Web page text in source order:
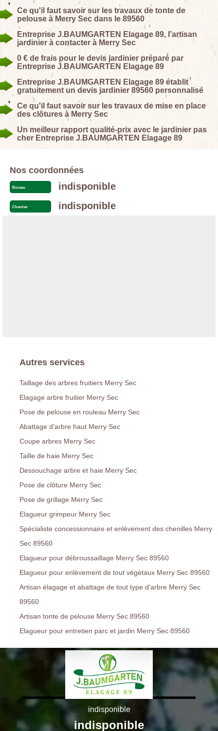
Ce qu'il faut savoir sur les travaux de tonte de
pelouse à Merry Sec dans le 89560
Entreprise J.BAUMGARTEN Elagage 89, l’artisan
jardinier à contacter à Merry Sec
0 € de frais pour le devis jardinier préparé par
Entreprise J.BAUMGARTEN Elagage 89
Entreprise J.BAUMGARTEN Elagage 89 établit
gratuitement un devis jardinier 89560 personnalisé
Ce qu'il faut savoir sur les travaux de mise en place
des clôtures à Merry Sec
Un meilleur rapport qualité-prix avec le jardinier pas
cher Entreprise J.BAUMGARTEN Elagage 89
Nos coordonnées
Bureau indisponible
Chantier indisponible
Autres services
Taillage des arbres fruitiers Merry Sec
Elagage arbre fruitier Merry Sec
Pose de pelouse en rouleau Merry Sec
Abattage d'arbre haut Merry Sec
Coupe arbres Merry Sec
Taille de haie Merry Sec
Dessouchage arbre et haie Merry Sec
Pose de clôture Merry Sec
Pose de grillage Merry Sec
Elagueur grimpeur Merry Sec
Spécialiste concessionnaire et enlèvement des chenilles Merry
Sec 89560
Elagueur pour débroussaillage Merry Sec 89560
Elagueur pour enlèvement de tout végétaux Merry Sec 89560
Artisan élagage et abattage de tout type d'arbre Merry Sec
89560
Artisan tonte de pelouse Merry Sec 89560
Elagueur pour entretien parc et jardin Merry Sec 89560
indisponible
indisponible